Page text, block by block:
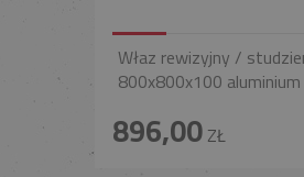
Właz rewizyjny /
800x800x100 aluminium
896,00ZŁ